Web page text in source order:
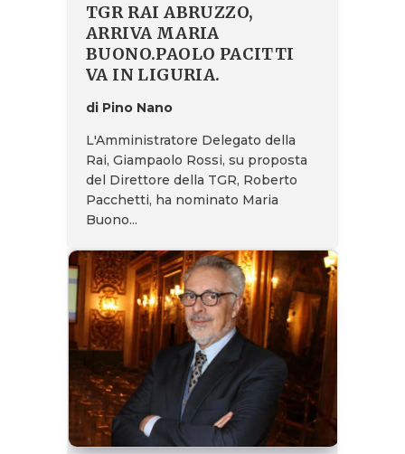
TGR RAI ABRUZZO,
ARRIVA MARIA
BUONO.PAOLO PACITTI
VA IN LIGURIA.
di Pino Nano
L'Amministratore Delegato della
Rai, Giampaolo Rossi, su proposta
del Direttore della TGR, Roberto
Pacchetti, ha nominato Maria
Buono...